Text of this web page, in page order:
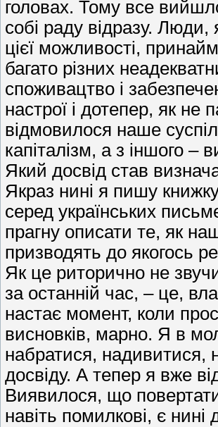
головах. Тому все
собі раду відразу.
цієї можливості,
багато різних
споживацтво і
настрої і дотепер, як не
відмовилося наше
капіталізм, а з іншого –
Який досвід став
Якраз нині я пишу
серед українських
прагну описати те, як
призводять до якогось
Як це риторично не
за останній час, – це,
настає момент, коли
висновків, марно. Я в
набратися, надивитися,
досвіду. А тепер я вже
Виявилося, що
навіть помилкові, є